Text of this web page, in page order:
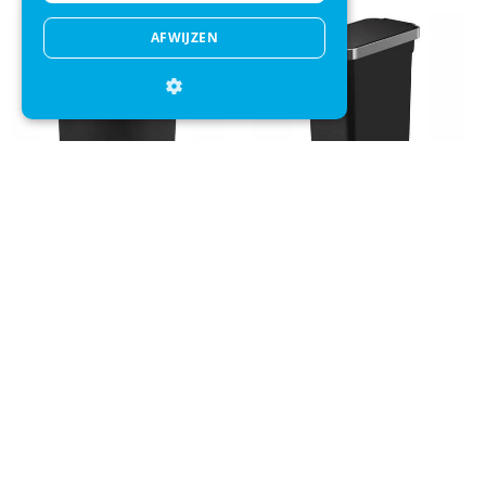
AFWIJZEN